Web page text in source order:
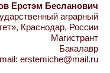
Ерстэм Бесланович
аграрный
Краснодар, России
Магистрант
Бакалавр
erstemiche@mail.ru